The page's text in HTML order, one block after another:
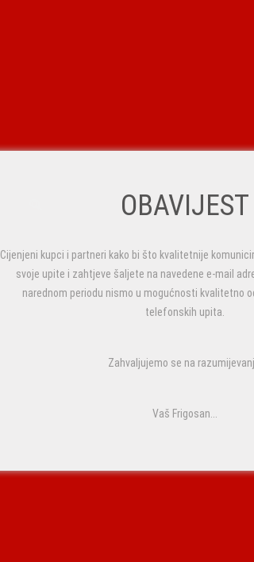
OBAVIJEST
Cijenjeni kupci i partneri kako bi što kvalitetnije
svoje upite i zahtjeve šaljete na navedene e-mail
narednom periodu nismo u mogućnosti kvalitetno
telefonskih upita.
Zahvaljujemo se na
Vaš Frigosan...